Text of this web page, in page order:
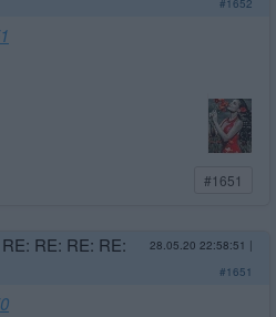
#1652
#1651
RE: RE: RE: RE:
28.05.20 22:58:51 |
#1651